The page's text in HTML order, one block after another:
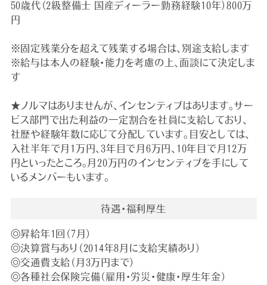
50歳代（2級整備士 国産ディーラー勤務経験10年）800万
円
※固定残業分を超えて残業する場合は、別途支給します
※給与は本人の経験・能力を考慮の上、面談にて決定しま
す
★ノルマはありませんが、インセンティブはあります。サー
ビス部門で出た利益の一定割合を社員に支給しており、
社歴や経験年数に応じて分配しています。目安としては、
入社半年で月1万円、3年目で月6万円、10年目で月12万
円といったところ。月20万円のインセンティブを手にして
いるメンバーもいます。
待遇・福利厚生
◎昇給年1回（7月）
◎決算賞与あり（2014年8月に支給実績あり）
◎交通費支給（月3万円まで）
◎各種社会保険完備（雇用・労災・健康・厚生年金）